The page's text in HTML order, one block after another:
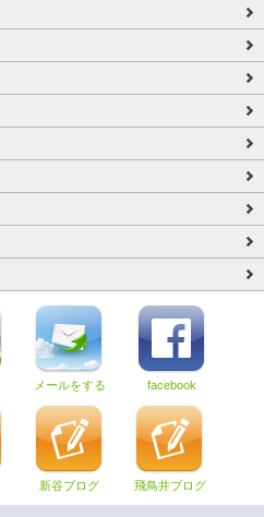
メールをする facebook
新谷ブログ 飛鳥井ブログ